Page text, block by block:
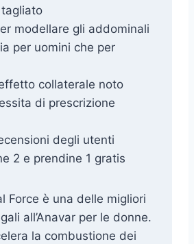
modellare gli addominali
per uomini che per
collaterale noto
di prescrizione
degli utenti
2 e prendine 1 gratis
Force è una delle migliori
all’Anavar per le donne.
la combustione dei